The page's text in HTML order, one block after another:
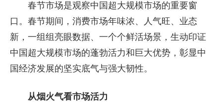
春节市场是观察中国超大规模市场的重要窗
口。春节期间，消费市场年味浓、人气旺、业态
新，一组组亮眼数据、一个个鲜活场景，生动印证
中国超大规模市场的蓬勃活力和巨大优势，彰显中
国经济发展的坚实底气与强大韧性。
从烟火气看市场活力